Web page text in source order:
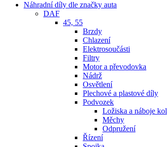
Náhradní díly dle značky auta
DAF
45, 55
Brzdy
Chlazení
Elektrosoučásti
Filtry
Motor a převodovka
Nádrž
Osvětlení
Plechové a plastové díly
Podvozek
Ložiska a náboje kol
Měchy
Odpružení
Řízení